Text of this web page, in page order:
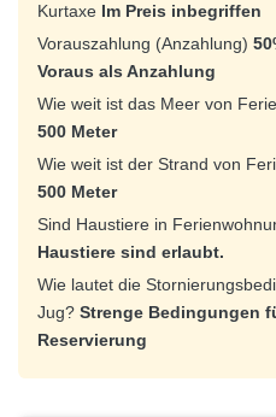
Kurtaxe Im Preis inbegriffen
Vorauszahlung (Anzahlung)
Voraus als Anzahlung
Wie weit ist das Meer von
500 Meter
Wie weit ist der Strand von
500 Meter
Sind Haustiere in
Haustiere sind erlaubt.
Wie lautet die
Jug? Strenge Bedingungen
Reservierung